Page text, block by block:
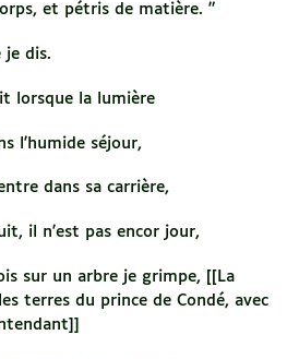
et pétris de matière. "
je dis.
lorsque la lumière
l'humide séjour,
dans sa carrière,
il n'est pas encor jour,
sur un arbre je grimpe, [[La
terres du prince de Condé, avec